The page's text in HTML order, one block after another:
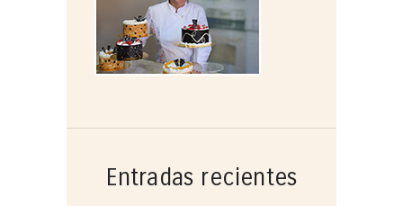
Entradas recientes